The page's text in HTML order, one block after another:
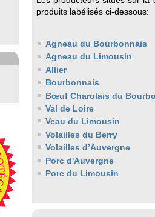
produits labélisés ci-dessous:
Agneau du Bourbonnais
Agneau du Limousin
Allier
Bourbonnais
Bœuf Charolais du
Val de Loire
Veau du Limousin
Volailles du Berry
Volailles d’Auvergne
Porc d'Auvergne
Porc du Limousin